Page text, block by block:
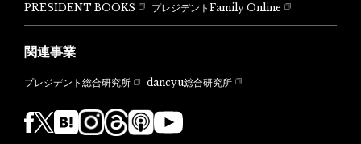
PRESIDENT BOOKS
プレジデントFamily Online
関連事業
プレジデント総合研究所 dancyu総合研究所